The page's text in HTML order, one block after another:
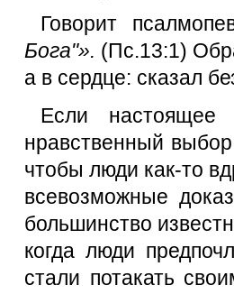
Говорит
Бога"». (Пс.13:1)
а в сердце: сказал
Если
нравственный
чтобы люди как-то
всевозможные
большинство
когда люди
стали потакать